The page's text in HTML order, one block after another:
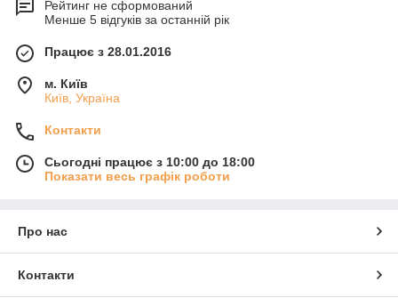
Рейтинг не сформований
Менше 5 відгуків за останній рік
Працює з 28.01.2016
м. Київ
Київ, Україна
Контакти
Сьогодні працює з 10:00 до 18:00
Показати весь графік роботи
Про нас
Контакти